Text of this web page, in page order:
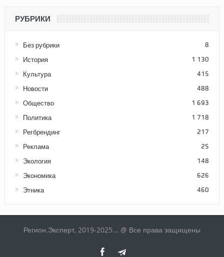
РУБРИКИ
Без рубрики 8
История 1 130
Культура 415
Новости 488
Общество 1 693
Политика 1 718
Регбрендинг 217
Реклама 25
Экология 148
Экономика 626
Этника 460
Регион.Эксперт, 2019-2025... @ Все права защищены